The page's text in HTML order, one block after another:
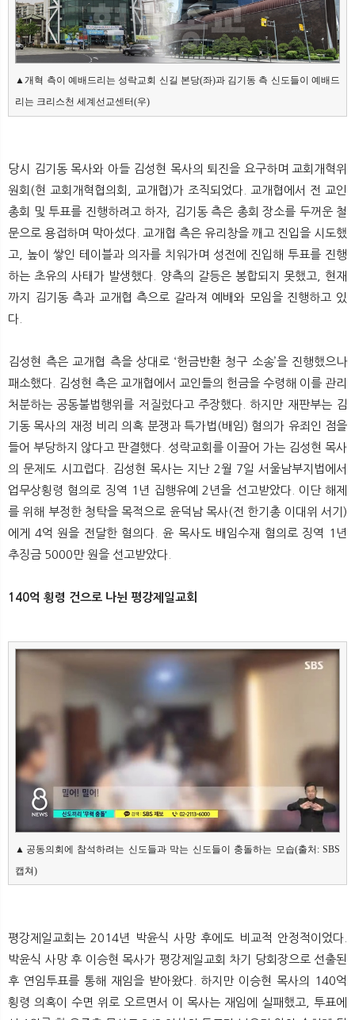
▲개혁 측이 예배드리는 성락교회 신길 본당(좌)과 김기동 측 신도들이 예배드
리는 크리스천 세계선교센터(우)
당시 김기동 목사와 아들 김성현 목사의 퇴진을 요구하며 교회개혁위
원회(현 교회개혁협의회, 교개협)가 조직되었다. 교개협에서 전 교인
총회 및 투표를 진행하려고 하자, 김기동 측은 총회 장소를 두꺼운 철
문으로 용접하며 막아섰다. 교개협 측은 유리창을 깨고 진입을 시도했
고, 높이 쌓인 테이블과 의자를 치워가며 성전에 진입해 투표를 진행
하는 초유의 사태가 발생했다. 양측의 갈등은 봉합되지 못했고, 현재
까지 김기동 측과 교개협 측으로 갈라져 예배와 모임을 진행하고 있
다.
김성현 측은 교개협 측을 상대로 ‘헌금반환 청구 소송’을 진행했으나
패소했다. 김성현 측은 교개협에서 교인들의 헌금을 수령해 이를 관리
처분하는 공동불법행위를 저질렀다고 주장했다. 하지만 재판부는 김
기동 목사의 재정 비리 의혹 분쟁과 특가법(배임) 혐의가 유죄인 점을
들어 부당하지 않다고 판결했다. 성락교회를 이끌어 가는 김성현 목사
의 문제도 시끄럽다. 김성현 목사는 지난 2월 7일 서울남부지법에서
업무상횡령 혐의로 징역 1년 집행유예 2년을 선고받았다. 이단 해제
를 위해 부정한 청탁을 목적으로 윤덕남 목사(전 한기총 이대위 서기)
에게 4억 원을 전달한 혐의다. 윤 목사도 배임수재 혐의로 징역 1년
추징금 5000만 원을 선고받았다.
140억 횡령 건으로 나뉜 평강제일교회
▲공동의회에 참석하려는 신도들과 막는 신도들이 충돌하는 모습(출처: SBS
캡쳐)
평강제일교회는 2014년 박윤식 사망 후에도 비교적 안정적이었다.
박윤식 사망 후 이승현 목사가 평강제일교회 차기 당회장으로 선출된
후 연임투표를 통해 재임을 받아왔다. 하지만 이승현 목사의 140억
횡령 의혹이 수면 위로 오르면서 이 목사는 재임에 실패했고, 투표에